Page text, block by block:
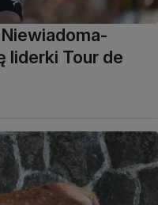
liderki Tour de